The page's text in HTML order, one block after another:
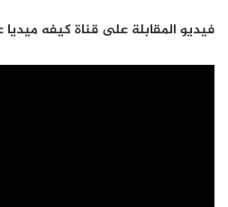
فيديو المقابلة على قناة كيفه